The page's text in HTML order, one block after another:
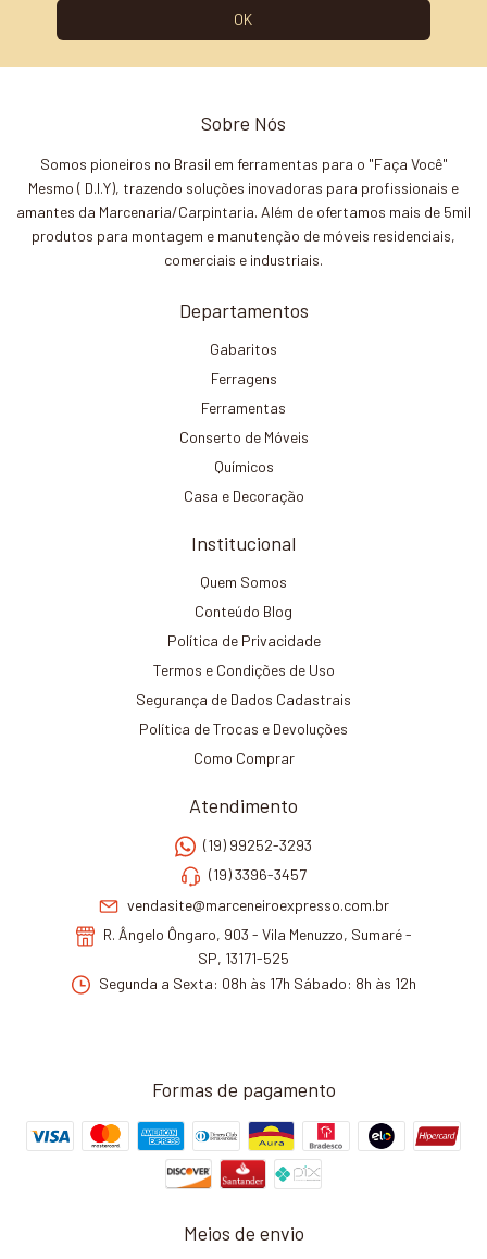
Sobre Nós
Somos pioneiros no Brasil em ferramentas para o "Faça Você"
Mesmo ( D.I.Y), trazendo soluções inovadoras para profissionais e
amantes da Marcenaria/Carpintaria. Além de ofertamos mais de 5mil
produtos para montagem e manutenção de móveis residenciais,
comerciais e industriais.
Departamentos
Gabaritos
Ferragens
Ferramentas
Conserto de Móveis
Químicos
Casa e Decoração
Institucional
Quem Somos
Conteúdo Blog
Política de Privacidade
Termos e Condições de Uso
Segurança de Dados Cadastrais
Política de Trocas e Devoluções
Como Comprar
Atendimento
(19) 99252-3293
(19) 3396-3457
vendasite@marceneiroexpresso.com.br
R. Ângelo Ôngaro, 903 - Vila Menuzzo, Sumaré -
SP, 13171-525
Segunda a Sexta: 08h às 17h Sábado: 8h às 12h
Formas de pagamento
Meios de envio